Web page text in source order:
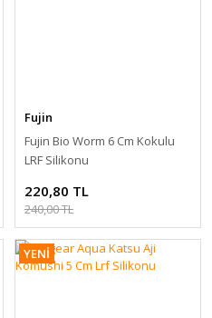
Fujin
Fujin Bio Worm 6 Cm Kokulu
LRF Silikonu
220,80 TL
240,00 TL
YENİ